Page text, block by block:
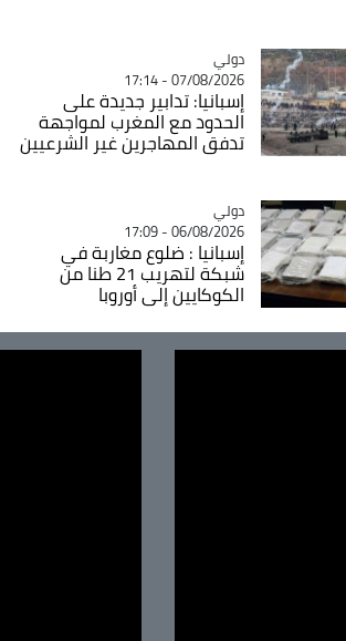
Catégorie
دولي
07/08/2026 - 17:14
إسبانيا: تدابير جديدة على
الحدود مع المغرب لمواجهة
تدفق المهاجرين غير الشرعيين
Catégorie
دولي
06/08/2026 - 17:09
إسبانيا : ضلوع مغاربة في
شبكة لتهريب 21 طنا من
الكوكايين إلى أوروبا